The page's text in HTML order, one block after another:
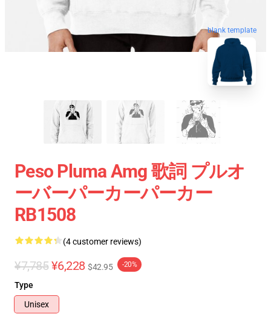
blank template
Peso Pluma Amg 歌詞 プルオ
ーバーパーカーパーカー
RB1508
(4 customer reviews)
¥7,785 ¥6,228 $42.95 -20%
Type
Unisex